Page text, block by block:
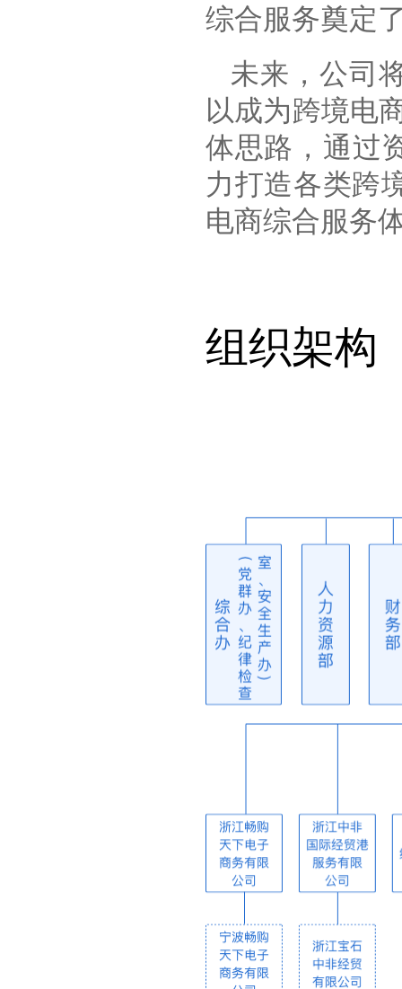
综合服务奠定
未来，公司
以成为跨境电
体思路，通过
力打造各类跨
电商综合服务
组织架构